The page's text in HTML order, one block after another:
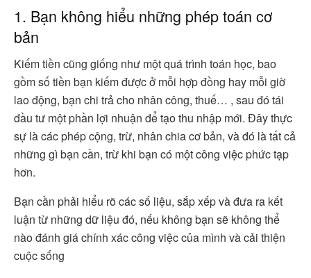
1. Bạn không hiểu những phép toán cơ
bản
Kiếm tiền cũng giống như một quá trình toán học, bao
gồm số tiền bạn kiếm được ở mỗi hợp đồng hay mỗi giờ
lao động, bạn chi trả cho nhân công, thuế… , sau đó tái
đầu tư một phần lợi nhuận để tạo thu nhập mới. Đây thực
sự là các phép cộng, trừ, nhân chia cơ bản, và đó là tất cả
những gì bạn cần, trừ khi bạn có một công việc phức tạp
hơn.
Bạn cần phải hiểu rõ các số liệu, sắp xếp và đưa ra kết
luận từ những dữ liệu đó, nếu không bạn sẽ không thể
nào đánh giá chính xác công việc của mình và cải thiện
cuộc sống